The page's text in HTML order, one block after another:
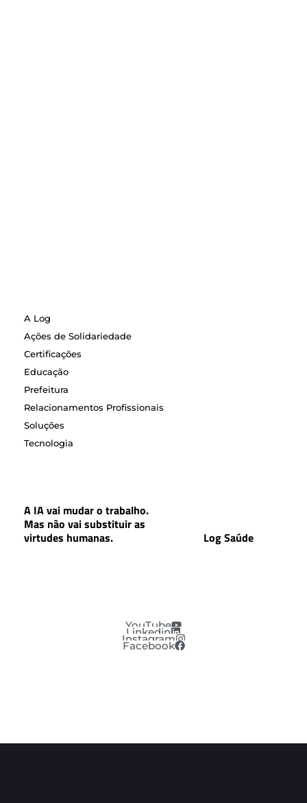
A Log
Ações de Solidariedade
Certificações
Educação
Prefeitura
Relacionamentos Profissionais
Soluções
Tecnologia
A IA vai mudar o trabalho.
Mas não vai substituir as
virtudes humanas.
Log Saúde
YouTube
Linkedin
Instagram
Facebook